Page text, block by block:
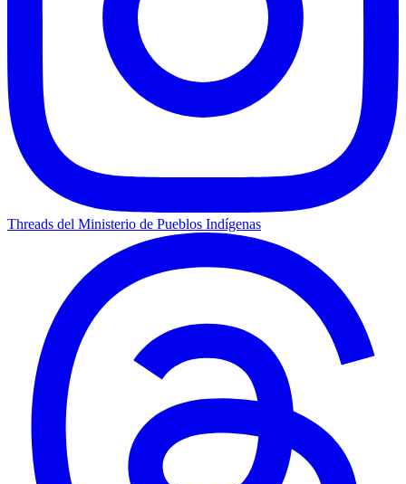
Threads del Ministerio de Pueblos Indígenas